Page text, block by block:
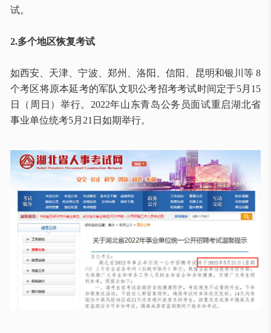
试。
2.多个地区恢复考试
如西安、天津、宁波、郑州、洛阳、信阳、昆明和银川等 8
个考区将原本延考的军队文职公考招考考试时间定于5月15
日（周日）举行。2022年山东青岛公务员面试重启湖北省
事业单位统考5月21日如期举行。